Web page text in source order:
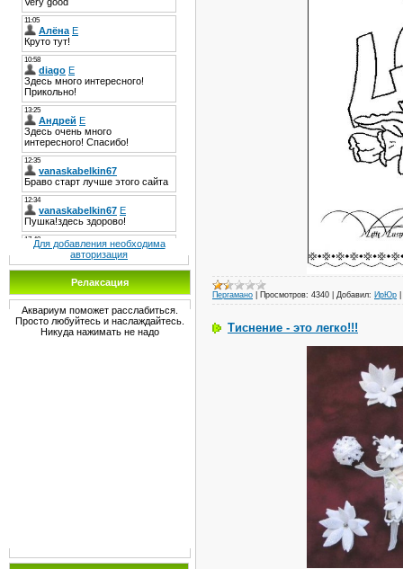
Для добавления необходима
авторизация
Релаксация
Аквариум поможет расслабиться.
Просто любуйтесь и наслаждайтесь.
Никуда нажимать не надо
Пергамано Просмотров: 4340 Добавил: ИрЮр
Тиснение - это легко!!!